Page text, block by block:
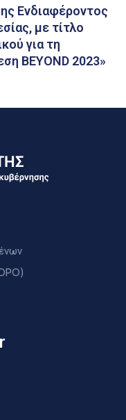
Ενδιαφέροντος
με τίτλο
για τη
BEYOND 2023»